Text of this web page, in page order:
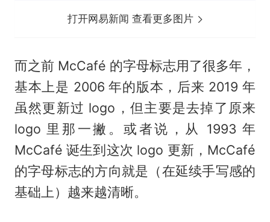
打开网易新闻 查看更多图片
而之前 McCafé 的字母标志用了很多年，
基本上是 2006 年的版本，后来 2019 年
虽然更新过 logo，但主要是去掉了原来
logo 里那一撇。或者说，从 1993 年
McCafé 诞生到这次 logo 更新，McCafé
的字母标志的方向就是（在延续手写感的
基础上）越来越清晰。